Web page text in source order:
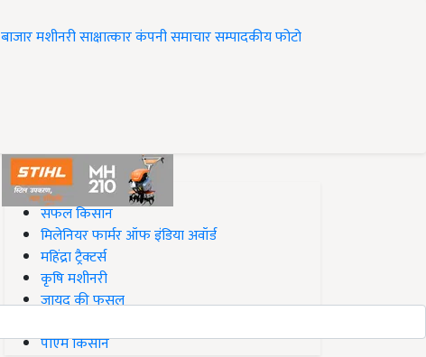
बाजारमशीनरीसाक्षात्कारकंपनी समाचारसम्पादकीयफोटो
#Top on Krishi Jagran
सफल किसान
मिलेनियर फार्मर ऑफ इंडिया अवॉर्ड
महिंद्रा ट्रैक्टर्स
कृषि मशीनरी
जायद की फसल
पीएम किसान